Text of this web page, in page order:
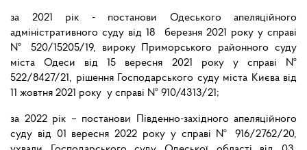
за 2021 рік - постанови Одеського апеляційного
адміністративного суду від 18 березня 2021 року у справі
№ 520/15205/19, вироку Приморського районного суду
міста Одеси від 15 вересня 2021 року у справі №
522/8427/21, рішення Господарського суду міста Києва від
11 жовтня 2021 року у справі № 910/4313/21;
за 2022 рік – постанови Південно-західного апеляційного
суду від 01 вересня 2022 року у справі № 916/2762/20,